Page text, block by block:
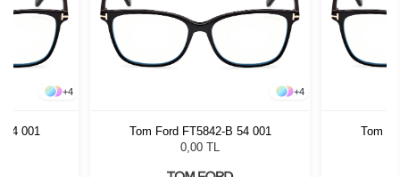
+4
54 001
+4
Tom Ford FT5842-B 54 001
0,00 TL
Tom